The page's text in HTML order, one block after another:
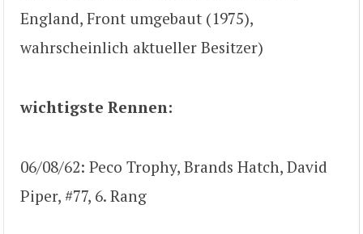
England, Front umgebaut (1975),
wahrscheinlich aktueller Besitzer)
wichtigste Rennen:
06/08/62: Peco Trophy, Brands Hatch, David
Piper, #77, 6. Rang